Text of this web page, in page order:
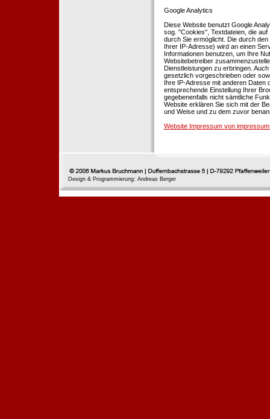
Google Analytics
Diese Website benutzt Google
sog. ''Cookies'', Textdateien, die
durch Sie ermöglicht. Die durch
Ihrer IP-Adresse) wird an einen
Informationen benutzen, um Ihre
Websitebetreiber
Dienstleistungen zu erbringen.
gesetzlich vorgeschrieben oder
Ihre IP-Adresse mit anderen Daten
entsprechende Einstellung Ihrer
gegebenenfalls nicht sämtliche
Website erklären Sie sich mit der
und Weise und zu dem zuvor
Website Impressum von
Design & Programmierung: Andreas Berger